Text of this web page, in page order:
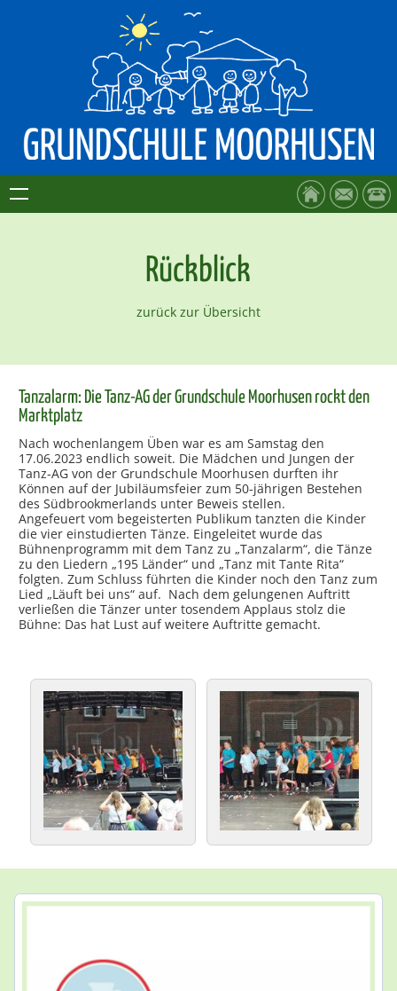
Rückblick
zurück zur Übersicht
Tanzalarm: Die Tanz-AG der Grundschule Moorhusen rockt den
Marktplatz
Nach wochenlangem Üben war es am Samstag den
17.06.2023 endlich soweit. Die Mädchen und Jungen der
Tanz-AG von der Grundschule Moorhusen durften ihr
Können auf der Jubiläumsfeier zum 50-jährigen Bestehen
des Südbrookmerlands unter Beweis stellen.
Angefeuert vom begeisterten Publikum tanzten die Kinder
die vier einstudierten Tänze. Eingeleitet wurde das
Bühnenprogramm mit dem Tanz zu „Tanzalarm“, die Tänze
zu den Liedern „195 Länder“ und „Tanz mit Tante Rita“
folgten. Zum Schluss führten die Kinder noch den Tanz zum
Lied „Läuft bei uns“ auf. Nach dem gelungenen Auftritt
verließen die Tänzer unter tosendem Applaus stolz die
Bühne: Das hat Lust auf weitere Auftritte gemacht.